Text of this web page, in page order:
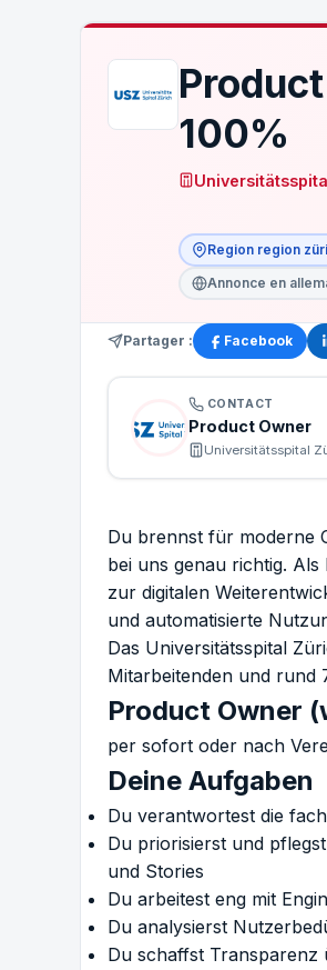
100%
Region region
Annonce en
Partager : Facebook
CONTACT
Product Owner
Universitätsspital
Du brennst für moderne
bei uns genau richtig.
zur digitalen
und automatisierte
Das Universitätsspital
Mitarbeitenden und rund
Product Owner
per sofort oder nach
Deine Aufgaben
Du verantwortest die
Du priorisierst und
und Stories
Du arbeitest eng mit
Du analysierst
Du schaffst Transparenz